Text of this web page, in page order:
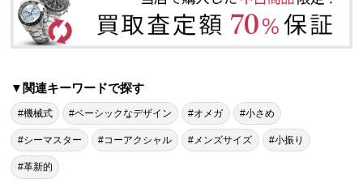
▼関連キーワードで探す
#機械式 #ベーシックなデザイン #オメガ #小さめ
#シーマスター #コーアクシャル #メンズサイズ #小振り
#革新的